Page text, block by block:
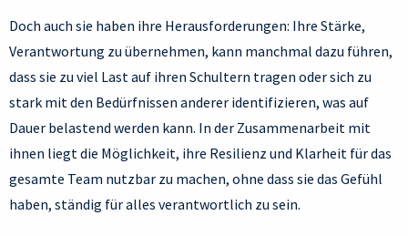
Doch auch sie haben ihre Herausforderungen: Ihre Stärke,
Verantwortung zu übernehmen, kann manchmal dazu führen,
dass sie zu viel Last auf ihren Schultern tragen oder sich zu
stark mit den Bedürfnissen anderer identifizieren, was auf
Dauer belastend werden kann. In der Zusammenarbeit mit
ihnen liegt die Möglichkeit, ihre Resilienz und Klarheit für das
gesamte Team nutzbar zu machen, ohne dass sie das Gefühl
haben, ständig für alles verantwortlich zu sein.